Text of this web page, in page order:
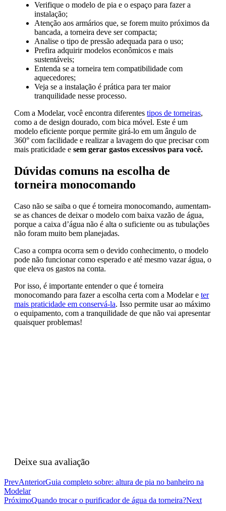
Verifique o modelo de pia e o espaço para fazer a
instalação;
Atenção aos armários que, se forem muito próximos da
bancada, a torneira deve ser compacta;
Analise o tipo de pressão adequada para o uso;
Prefira adquirir modelos econômicos e mais
sustentáveis;
Entenda se a torneira tem compatibilidade com
aquecedores;
Veja se a instalação é prática para ter maior
tranquilidade nesse processo.
Com a Modelar, você encontra diferentes tipos de torneiras,
como a de design dourado, com bica móvel. Este é um
modelo eficiente porque permite girá-lo em um ângulo de
360° com facilidade e realizar a lavagem do que precisar com
mais praticidade e sem gerar gastos excessivos para você.
Dúvidas comuns na escolha de
torneira monocomando
Caso não se saiba o que é torneira monocomando, aumentam-
se as chances de deixar o modelo com baixa vazão de água,
porque a caixa d’água não é alta o suficiente ou as tubulações
não foram muito bem planejadas.
Caso a compra ocorra sem o devido conhecimento, o modelo
pode não funcionar como esperado e até mesmo vazar água, o
que eleva os gastos na conta.
Por isso, é importante entender o que é torneira
monocomando para fazer a escolha certa com a Modelar e ter
mais praticidade em conservá-la. Isso permite usar ao máximo
o equipamento, com a tranquilidade de que não vai apresentar
quaisquer problemas!
Deixe sua avaliação
PrevAnteriorGuia completo sobre: altura de pia no banheiro na
Modelar
PróximoQuando trocar o purificador de água da torneira?Next